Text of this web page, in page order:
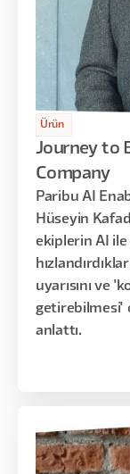
Ürün
Journey to
Company
Paribu AI
Hüseyin
ekiplerin AI ile
uyarısını ve
getirebilmesi'
anlattı.